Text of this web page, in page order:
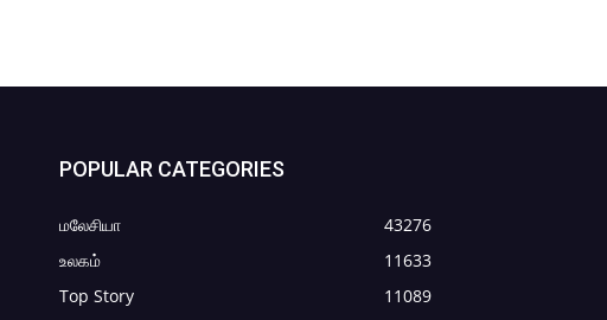
POPULAR CATEGORIES
மலேசியா
43276
உலகம்
11633
Top Story
11089